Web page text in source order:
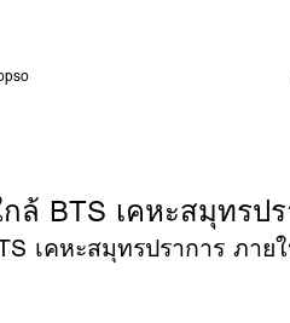
กล้ BTS เคหะสมุทรป
เคหะสมุทรปราการ ภา